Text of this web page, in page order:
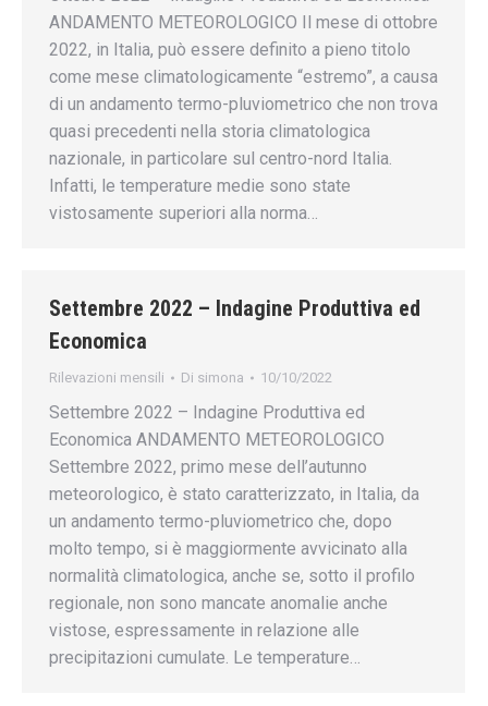
ANDAMENTO METEOROLOGICO Il mese di ottobre
2022, in Italia, può essere definito a pieno titolo
come mese climatologicamente “estremo”, a causa
di un andamento termo-pluviometrico che non trova
quasi precedenti nella storia climatologica
nazionale, in particolare sul centro-nord Italia.
Infatti, le temperature medie sono state
vistosamente superiori alla norma…
Settembre 2022 – Indagine Produttiva ed
Economica
Rilevazioni mensili Di simona 10/10/2022
Settembre 2022 – Indagine Produttiva ed
Economica ANDAMENTO METEOROLOGICO
Settembre 2022, primo mese dell’autunno
meteorologico, è stato caratterizzato, in Italia, da
un andamento termo-pluviometrico che, dopo
molto tempo, si è maggiormente avvicinato alla
normalità climatologica, anche se, sotto il profilo
regionale, non sono mancate anomalie anche
vistose, espressamente in relazione alle
precipitazioni cumulate. Le temperature…